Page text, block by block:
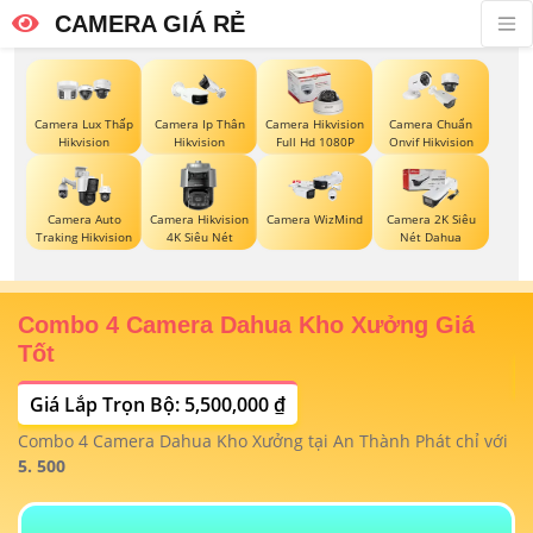
CAMERA GIÁ RẺ
Camera Lux Thấp
Hikvision
Camera Ip Thân
Hikvision
Camera Hikvision
Full Hd 1080P
Camera Chuẩn
Onvif Hikvision
Camera Auto
Traking Hikvision
Camera Hikvision
4K Siêu Nét
Camera WizMind
Camera 2K Siêu
Nét Dahua
Combo 4 Camera Dahua Kho Xưởng Giá
Tốt
Giá Lắp Trọn Bộ: 5,500,000 ₫
Combo 4 Camera Dahua Kho Xưởng tại An Thành Phát chỉ với
5. 500